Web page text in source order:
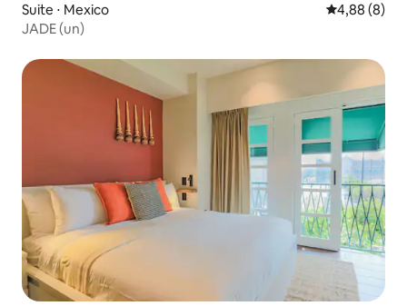
Suite ⋅ Mexico Évaluation
4,88 (8)
JADE (un)